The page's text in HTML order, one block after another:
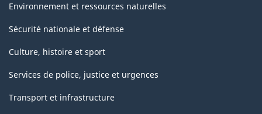
Environnement et ressources naturelles
Sécurité nationale et défense
Culture, histoire et sport
Services de police, justice et urgences
Transport et infrastructure